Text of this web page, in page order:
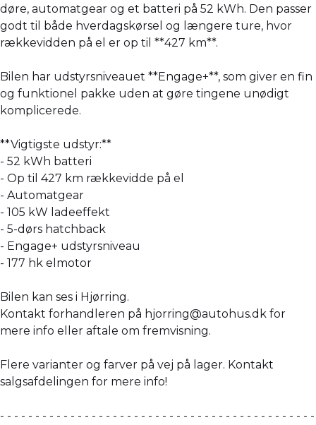
døre, automatgear og et batteri på 52 kWh. Den passer
godt til både hverdagskørsel og længere ture, hvor
rækkevidden på el er op til **427 km**.
Bilen har udstyrsniveauet **Engage+**, som giver en fin
og funktionel pakke uden at gøre tingene unødigt
komplicerede.
**Vigtigste udstyr:**
- 52 kWh batteri
- Op til 427 km rækkevidde på el
- Automatgear
- 105 kW ladeeffekt
- 5-dørs hatchback
- Engage+ udstyrsniveau
- 177 hk elmotor
Bilen kan ses i Hjørring.
Kontakt forhandleren på hjorring@autohus.dk for
mere info eller aftale om fremvisning.
Flere varianter og farver på vej på lager. Kontakt
salgsafdelingen for mere info!
- - - - - - - - - - - - - - - - - - - - - - - - - - - - - - - - - - - - - - - - - - - - -